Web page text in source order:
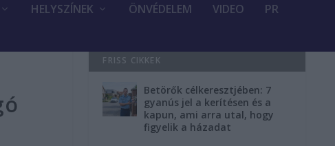
HELYSZÍNEK ÖNVÉDELEM VIDEO PR
FRISS CIKKEK
Betörők célkeresztjében: 7
gyanús jel a kerítésen és a
kapun, ami arra utal, hogy
figyelik a házadat